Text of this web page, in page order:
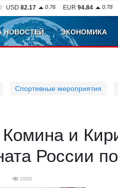
USD 82.17 0.76 EUR 94.84 0.78
НОВОСТЕЙ ЭКОНОМИКА
Спортивные мероприятия
и
России
2000